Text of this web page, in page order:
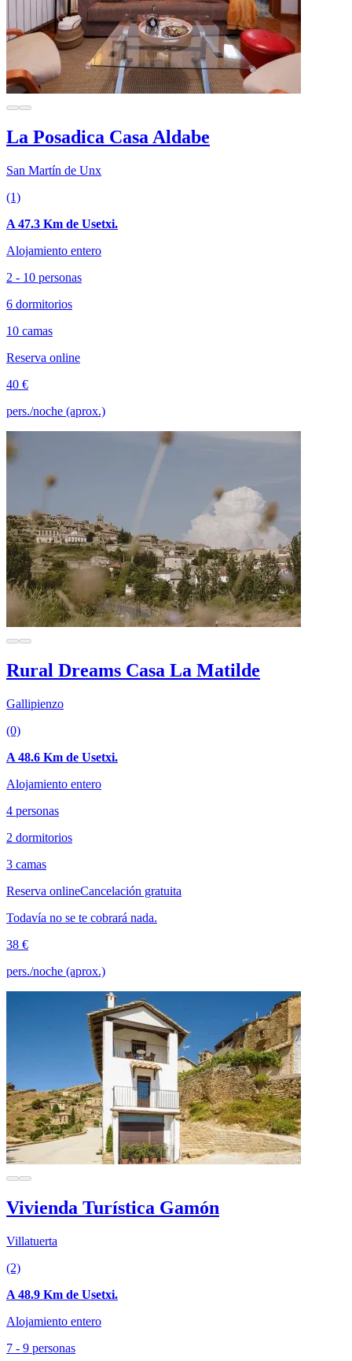
La Posadica Casa Aldabe
San Martín de Unx
(1)
A 47.3 Km de Usetxi.
Alojamiento entero
2 - 10 personas
6 dormitorios
10 camas
Reserva online
40 €
pers./noche (aprox.)
Rural Dreams Casa La Matilde
Gallipienzo
(0)
A 48.6 Km de Usetxi.
Alojamiento entero
4 personas
2 dormitorios
3 camas
Reserva onlineCancelación gratuita
Todavía no se te cobrará nada.
38 €
pers./noche (aprox.)
Vivienda Turística Gamón
Villatuerta
(2)
A 48.9 Km de Usetxi.
Alojamiento entero
7 - 9 personas